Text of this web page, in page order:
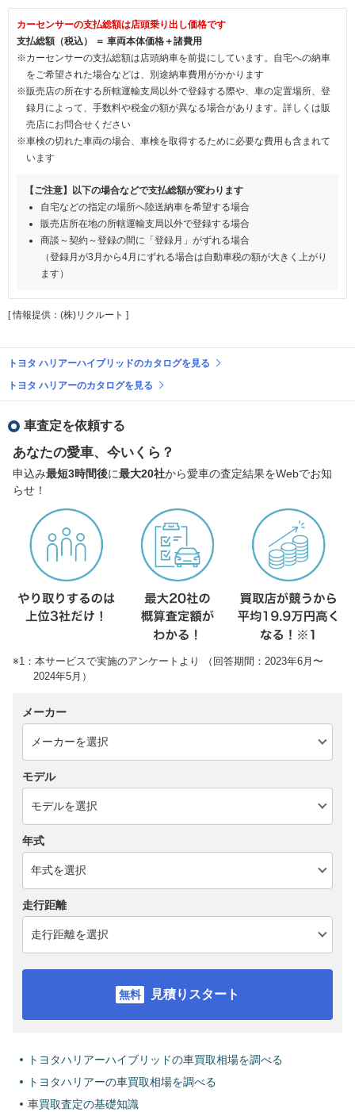
カーセンサーの支払総額は店頭乗り出し価格です
支払総額（税込） ＝ 車両本体価格＋諸費用
※カーセンサーの支払総額は店頭納車を前提にしています。自宅への納車
をご希望された場合などは、別途納車費用がかかります
※販売店の所在する所轄運輸支局以外で登録する際や、車の定置場所、登
録月によって、手数料や税金の額が異なる場合があります。詳しくは販
売店にお問合せください
※車検の切れた車両の場合、車検を取得するために必要な費用も含まれて
います
【ご注意】以下の場合などで支払総額が変わります
自宅などの指定の場所へ陸送納車を希望する場合
販売店所在地の所轄運輸支局以外で登録する場合
商談～契約～登録の間に「登録月」がずれる場合
（登録月が3月から4月にずれる場合は自動車税の額が大きく上がり
ます）
[ 情報提供：(株)リクルート ]
トヨタ ハリアーハイブリッドのカタログを見る
トヨタ ハリアーのカタログを見る
車査定を依頼する
あなたの愛車、今いくら？
申込み最短3時間後に最大20社から愛車の査定結果をWebでお知
らせ！
※1：本サービスで実施のアンケートより （回答期間：2023年6月〜
2024年5月）
メーカー
モデル
年式
走行距離
見積りスタート
トヨタハリアーハイブリッドの車買取相場を調べる
トヨタハリアーの車買取相場を調べる
車買取査定の基礎知識